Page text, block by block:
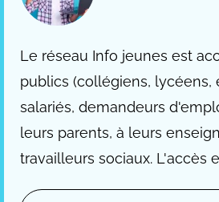
Le réseau Info jeunes est
publics (collégiens, lycéens,
salariés, demandeurs
leurs parents, à leurs
travailleurs sociaux. L'accès